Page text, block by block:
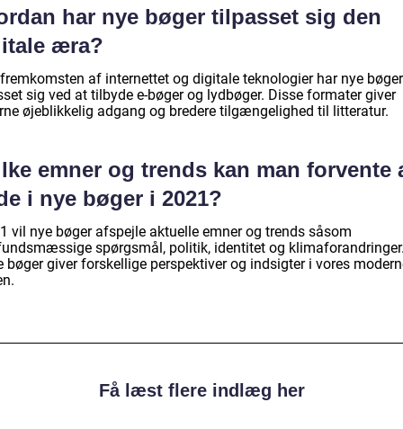
har nye bøger tilpasset sig den
æra?
af internettet og digitale teknologier har nye bøger
sig ved at tilbyde e-bøger og lydbøger. Disse formater giver
øjeblikkelig adgang og bredere tilgængelighed til litteratur.
emner og trends kan man forvente
i nye bøger i 2021?
vil nye bøger afspejle aktuelle emner og trends såsom
spørgsmål, politik, identitet og
bøger giver forskellige perspektiver og indsigter i vores
Få læst flere indlæg her